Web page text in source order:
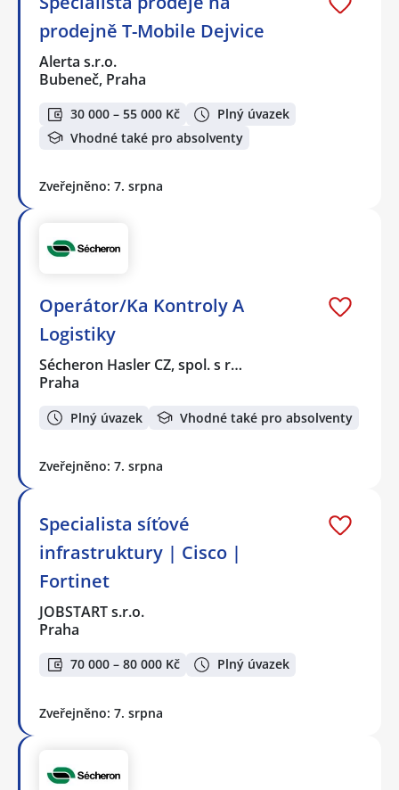
prodejně T-Mobile Dejvice
Alerta s.r.o.
Bubeneč, Praha
30 000 – 55 000 Kč
Plný úvazek
Vhodné také pro absolventy
Zveřejněno: 7. srpna
Operátor/Ka Kontroly A
Logistiky
Sécheron Hasler CZ, spol. s r…
Praha
Plný úvazek Vhodné také pro absolventy
Zveřejněno: 7. srpna
Specialista síťové
infrastruktury | Cisco |
Fortinet
JOBSTART s.r.o.
Praha
70 000 – 80 000 Kč Plný úvazek
Zveřejněno: 7. srpna